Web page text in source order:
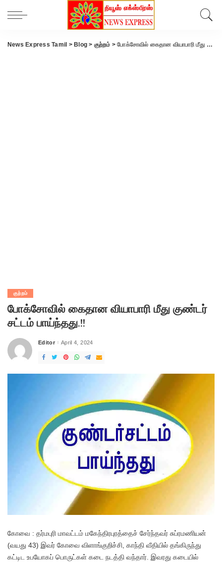
News Express Tamil > Blog > குற்றம் >போக்சோவில் கைதான வியாபாரி மீது குண்டர் சட்டம் பாய்ந்தது.!!
குற்றம்
போக்சோவில் கைதான வியாபாரி மீது குண்டர்
சட்டம் பாய்ந்தது.!!
Posted
Editor April 4, 2024
கோவை : தர்மபுரி மாவட்டம் மகேந்திரபுரத்தைச் சேர்ந்தவர் சுப்ரமணியன்
(வயது 43) இவர் கோவை விளாங்குறிச்சி, காந்தி வீதியில் தங்கிருந்து
கட்டிட உபயோகப் பொருட்கள் கடை நடத்தி வந்தார். இவரது கடையில்